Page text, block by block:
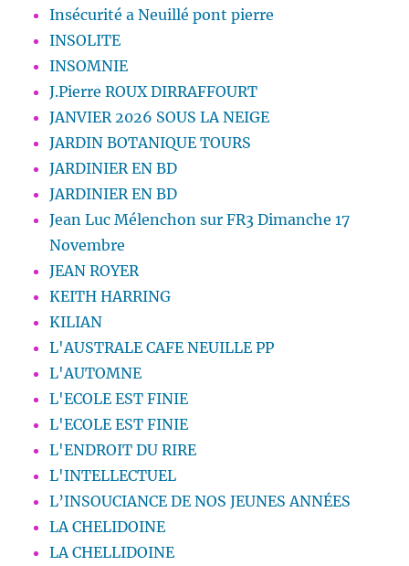
Insécurité a Neuillé pont pierre
INSOLITE
INSOMNIE
J.Pierre ROUX DIRRAFFOURT
JANVIER 2026 SOUS LA NEIGE
JARDIN BOTANIQUE TOURS
JARDINIER EN BD
JARDINIER EN BD
Jean Luc Mélenchon sur FR3 Dimanche 17
Novembre
JEAN ROYER
KEITH HARRING
KILIAN
L'AUSTRALE CAFE NEUILLE PP
L'AUTOMNE
L'ECOLE EST FINIE
L'ECOLE EST FINIE
L'ENDROIT DU RIRE
L'INTELLECTUEL
L’INSOUCIANCE DE NOS JEUNES ANNÉES
LA CHELIDOINE
LA CHELLIDOINE